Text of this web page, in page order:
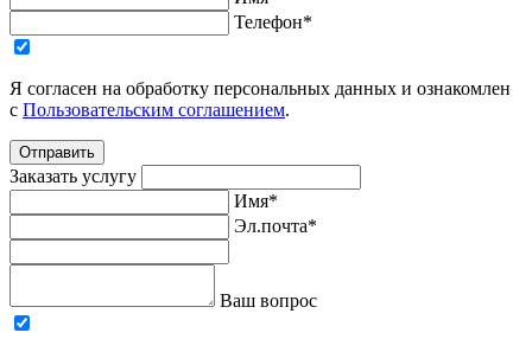
Телефон*
Я согласен на обработку персональных данных и ознакомлен
с Пользовательским соглашением.
Отправить
Заказать услугу
Имя*
Эл.почта*
Ваш вопрос